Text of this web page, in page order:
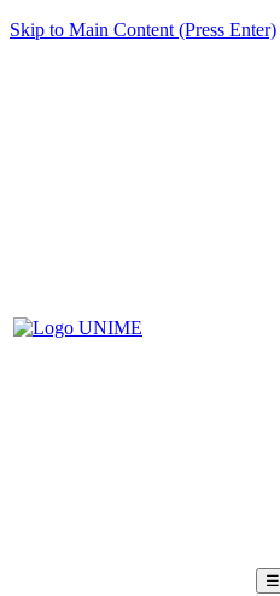
Skip to Main Content (Press Enter)
☰